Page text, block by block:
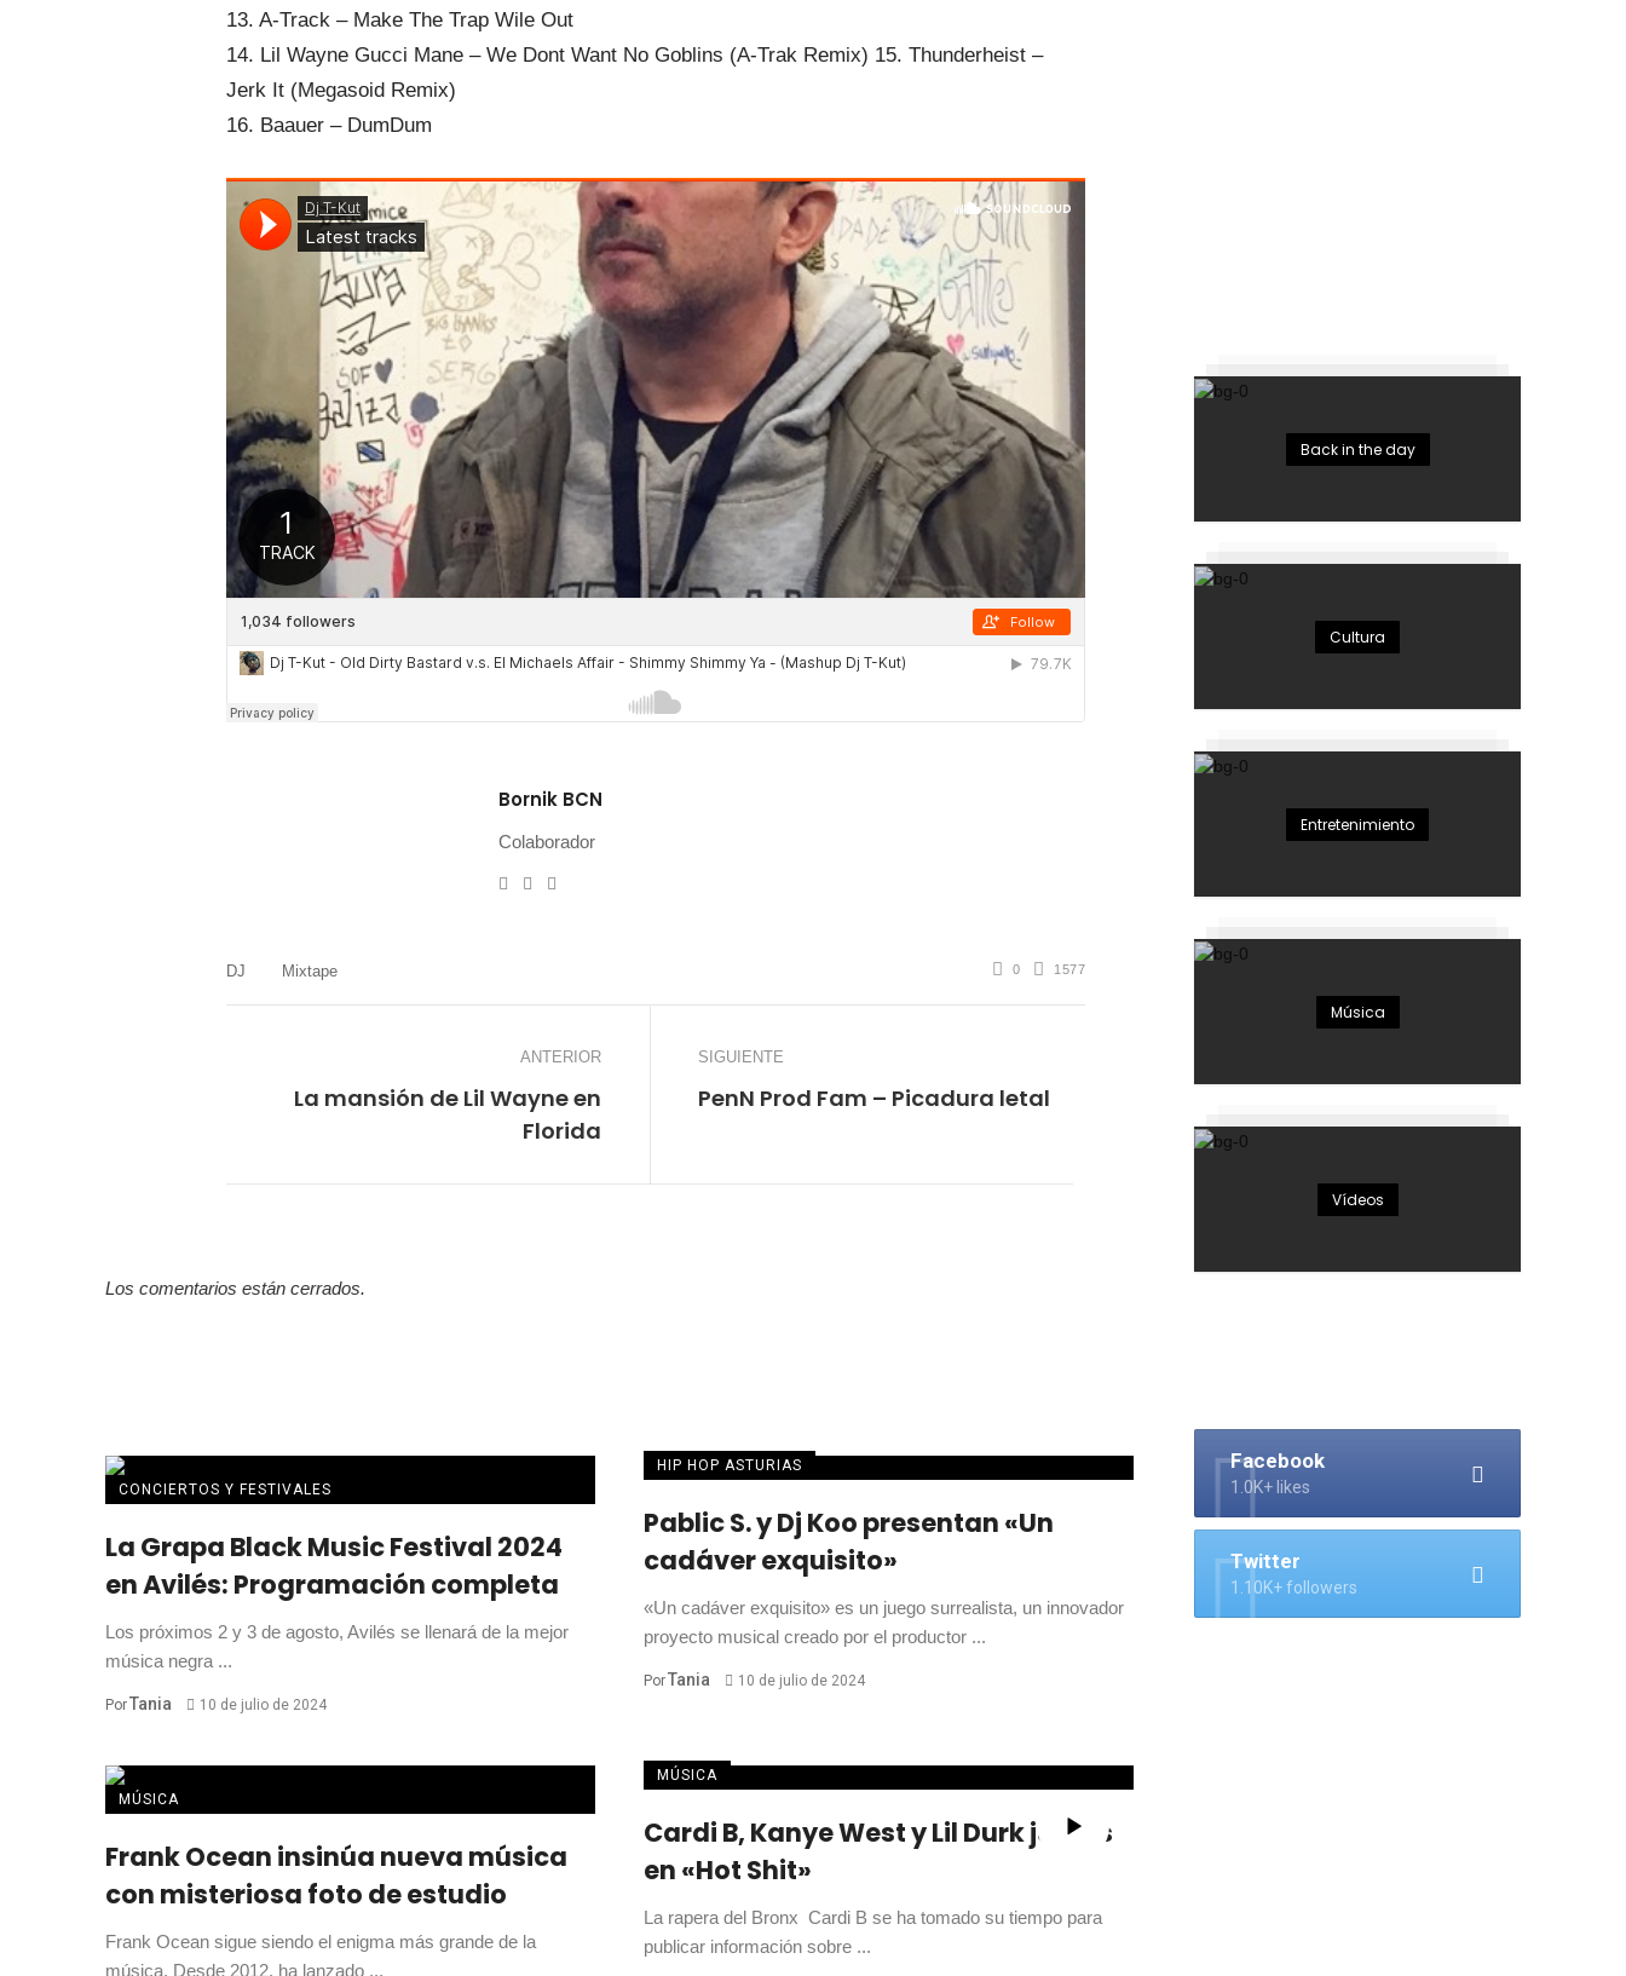
13. A-Track – Make The Trap Wile Out
14. Lil Wayne Gucci Mane – We Dont Want No Goblins (A-Trak Remix) 15. Thunderheist –
Jerk It (Megasoid Remix)
16. Baauer – DumDum
Bornik BCN
Colaborador
Website
DJ Mixtape 0 1577
ANTERIOR
La mansión de Lil Wayne en
Florida
SIGUIENTE
PenN Prod Fam – Picadura letal
Los comentarios están cerrados.
CONCIERTOS Y FESTIVALES
La Grapa Black Music Festival 2024
en Avilés: Programación completa
Los próximos 2 y 3 de agosto, Avilés se llenará de la mejor
música negra ...
PorTania 10 de julio de 2024
HIP HOP ASTURIAS
Pablic S. y Dj Koo presentan «Un
cadáver exquisito»
«Un cadáver exquisito» es un juego surrealista, un innovador
proyecto musical creado por el productor ...
PorTania 10 de julio de 2024
MÚSICA
Frank Ocean insinúa nueva música
con misteriosa foto de estudio
Frank Ocean sigue siendo el enigma más grande de la
música. Desde 2012, ha lanzado ...
MÚSICA
Cardi B, Kanye West y Lil Durk juntos
en «Hot Shit»
La rapera del Bronx Cardi B se ha tomado su tiempo para
publicar información sobre ...
Back in the day
Cultura
Entretenimiento
Música
Vídeos
Facebook
1.0K+ likes
Twitter
1.10K+ followers